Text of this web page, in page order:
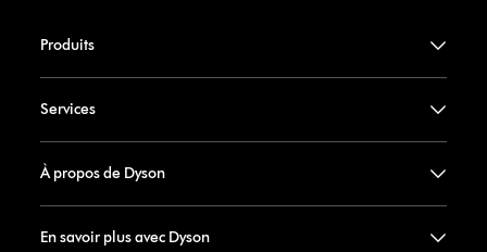
Produits
Services
À propos de Dyson
En savoir plus avec Dyson